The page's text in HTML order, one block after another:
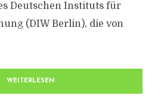
Deutschen Instituts für
(DIW Berlin), die von
WEITERLESEN